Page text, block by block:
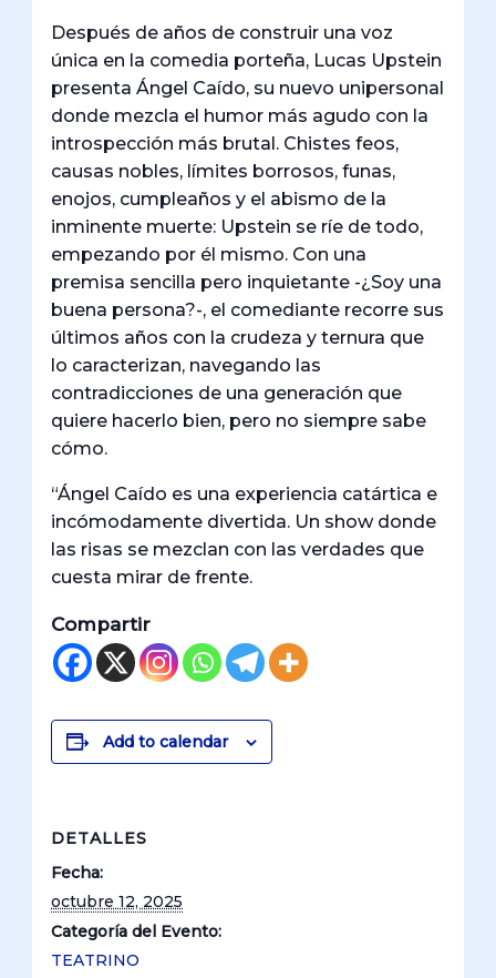
Después de años de construir una voz
única en la comedia porteña, Lucas Upstein
presenta Ángel Caído, su nuevo unipersonal
donde mezcla el humor más agudo con la
introspección más brutal. Chistes feos,
causas nobles, límites borrosos, funas,
enojos, cumpleaños y el abismo de la
inminente muerte: Upstein se ríe de todo,
empezando por él mismo. Con una
premisa sencilla pero inquietante -¿Soy una
buena persona?-, el comediante recorre sus
últimos años con la crudeza y ternura que
lo caracterizan, navegando las
contradicciones de una generación que
quiere hacerlo bien, pero no siempre sabe
cómo.
“Ángel Caído es una experiencia catártica e
incómodamente divertida. Un show donde
las risas se mezclan con las verdades que
cuesta mirar de frente.
Compartir
Add to calendar
DETALLES
Fecha:
octubre 12, 2025
Categoría del Evento:
TEATRINO